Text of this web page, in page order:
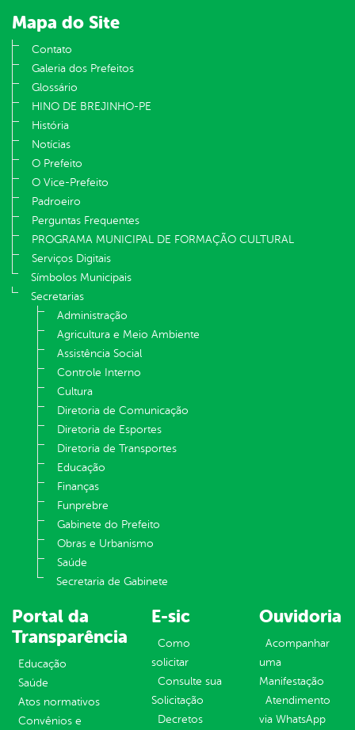
Mapa do Site
Contato
Galeria dos Prefeitos
Glossário
HINO DE BREJINHO-PE
História
Notícias
O Prefeito
O Vice-Prefeito
Padroeiro
Perguntas Frequentes
PROGRAMA MUNICIPAL DE FORMAÇÃO CULTURAL
Serviços Digitais
Símbolos Municipais
Secretarias
Administração
Agricultura e Meio Ambiente
Assistência Social
Controle Interno
Cultura
Diretoria de Comunicação
Diretoria de Esportes
Diretoria de Transportes
Educação
Finanças
Funprebre
Gabinete do Prefeito
Obras e Urbanismo
Saúde
Secretaria de Gabinete
Portal da
Transparência
Educação
Saúde
Atos normativos
Convênios e
E-sic
Como
solicitar
Consulte sua
Solicitação
Decretos
Ouvidoria
Acompanhar
uma
Manifestação
Atendimento
via WhatsApp